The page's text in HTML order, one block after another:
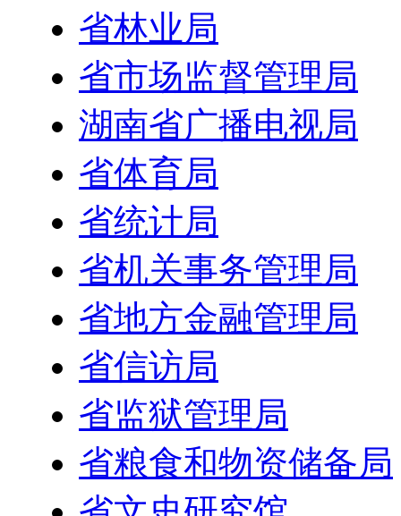
省林业局
省市场监督管理局
湖南省广播电视局
省体育局
省统计局
省机关事务管理局
省地方金融管理局
省信访局
省监狱管理局
省粮食和物资储备局